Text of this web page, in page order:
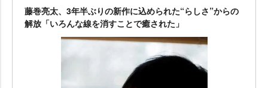
藤巻亮太、3年半ぶりの新作に込められた“らしさ”からの
解放「いろんな線を消すことで癒された」